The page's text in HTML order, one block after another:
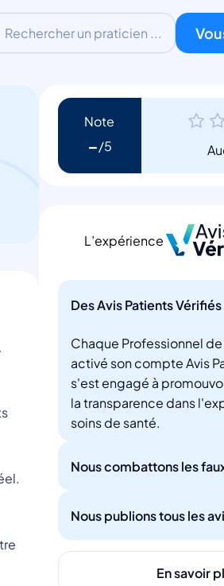
Rechercher un praticien ...
Note
-
L’expérience
Des Avis Patients Vérifiés
Chaque Professionnel
activé son compte Avis
s'est engagé à
la transparence dans
soins de santé.
Nous combattons les
Nous publions tous les
En savoir